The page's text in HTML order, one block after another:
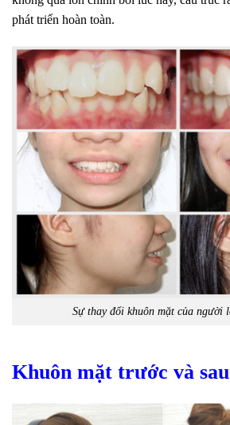
phát triển hoàn toàn.
Sự thay đổi khuôn mặt của người
Khuôn mặt trước và